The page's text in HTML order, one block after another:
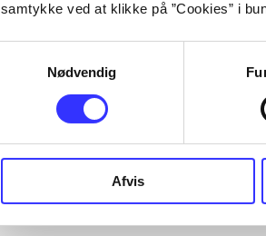
samtykke ved at klikke på ”Cookies” i
Nødvendig
Afvis
...